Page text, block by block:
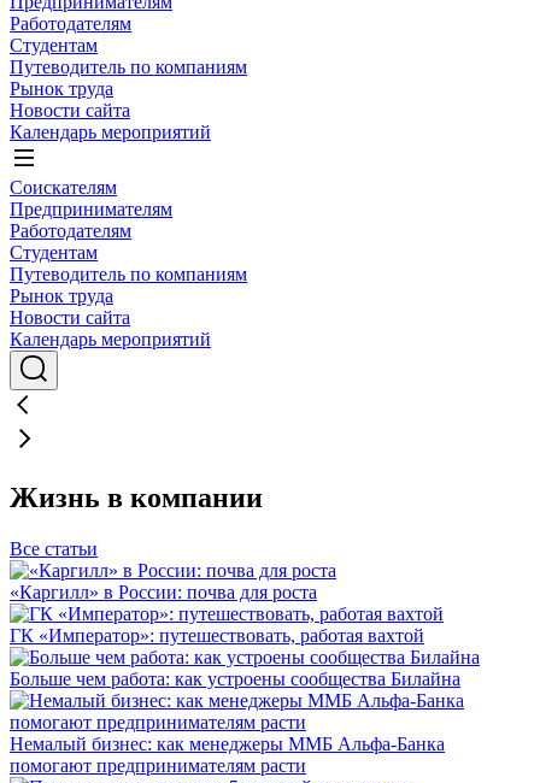
Работодателям
Студентам
Путеводитель по компаниям
Рынок труда
Новости сайта
Календарь мероприятий
Соискателям
Предпринимателям
Работодателям
Студентам
Путеводитель по компаниям
Рынок труда
Новости сайта
Календарь мероприятий
Жизнь в компании
Все статьи
«Каргилл» в России: почва для роста
ГК «Император»: путешествовать, работая вахтой
Больше чем работа: как устроены сообщества Билайна
Немалый бизнес: как менеджеры ММБ Альфа-Банка
помогают предпринимателям расти